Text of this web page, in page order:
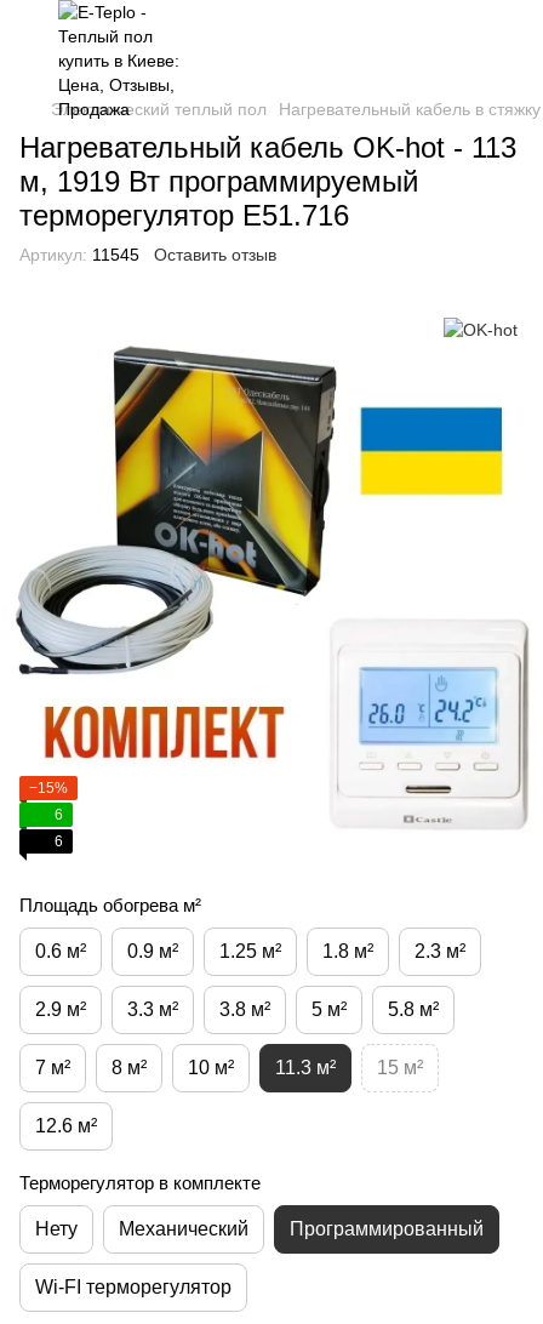
Электрический теплый пол Нагревательный кабель в стяжку
Нагревательный кабель OK-hot - 113
м, 1919 Вт программируемый
терморегулятор E51.716
Артикул: 11545 Оставить отзыв
−15%
6
6
Площадь обогрева м²
0.6 м² 0.9 м² 1.25 м² 1.8 м² 2.3 м²
2.9 м² 3.3 м² 3.8 м² 5 м² 5.8 м²
7 м² 8 м² 10 м² 11.3 м² 15 м²
12.6 м²
Терморегулятор в комплекте
Нету Механический Программированный
Wi-FI терморегулятор